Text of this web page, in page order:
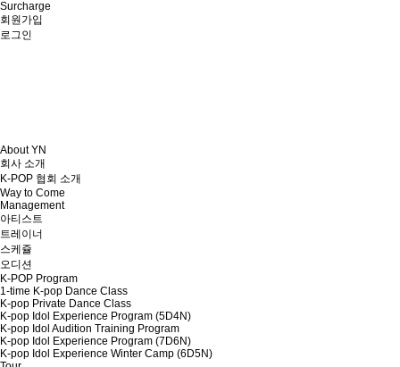
Surcharge
회원가입
로그인
About YN
회사 소개
K-POP 협회 소개
Way to Come
Management
아티스트
트레이너
스케쥴
오디션
K-POP Program
1-time K-pop Dance Class
K-pop Private Dance Class
K-pop Idol Experience Program (5D4N)
K-pop Idol Audition Training Program
K-pop Idol Experience Program (7D6N)
K-pop Idol Experience Winter Camp (6D5N)